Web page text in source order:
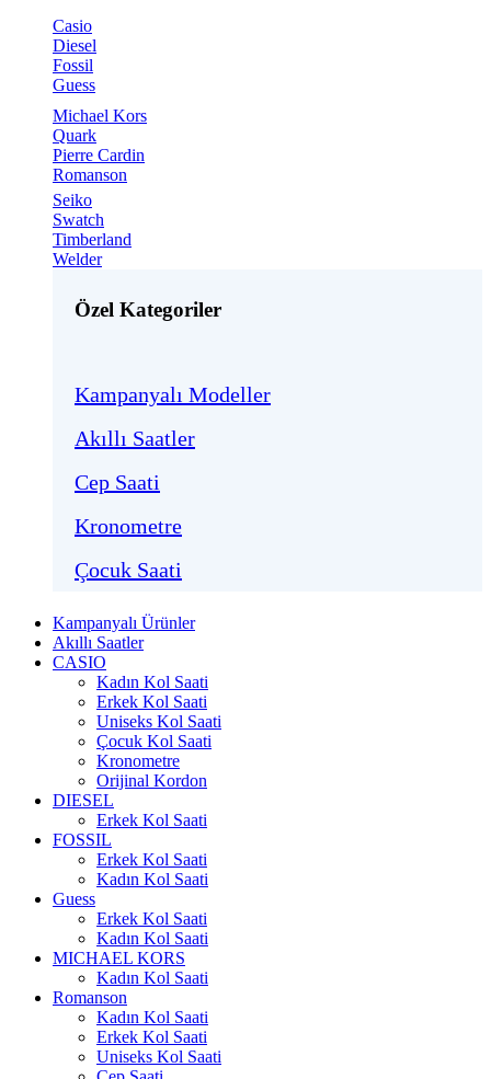
Casio
Diesel
Fossil
Guess
Michael Kors
Quark
Pierre Cardin
Romanson
Seiko
Swatch
Timberland
Welder
Özel Kategoriler
Kampanyalı Modeller
Akıllı Saatler
Cep Saati
Kronometre
Çocuk Saati
Kampanyalı Ürünler
Akıllı Saatler
CASIO
Kadın Kol Saati
Erkek Kol Saati
Uniseks Kol Saati
Çocuk Kol Saati
Kronometre
Orijinal Kordon
DIESEL
Erkek Kol Saati
FOSSIL
Erkek Kol Saati
Kadın Kol Saati
Guess
Erkek Kol Saati
Kadın Kol Saati
MICHAEL KORS
Kadın Kol Saati
Romanson
Kadın Kol Saati
Erkek Kol Saati
Uniseks Kol Saati